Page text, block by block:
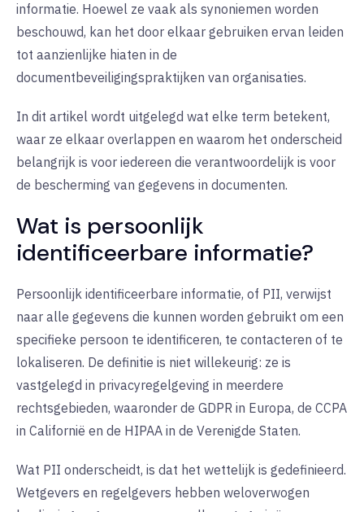
informatie. Hoewel ze vaak als synoniemen worden
beschouwd, kan het door elkaar gebruiken ervan leiden
tot aanzienlijke hiaten in de
documentbeveiligingspraktijken van organisaties.
In dit artikel wordt uitgelegd wat elke term betekent,
waar ze elkaar overlappen en waarom het onderscheid
belangrijk is voor iedereen die verantwoordelijk is voor
de bescherming van gegevens in documenten.
Wat is persoonlijk
identificeerbare informatie?
Persoonlijk identificeerbare informatie, of PII, verwijst
naar alle gegevens die kunnen worden gebruikt om een
specifieke persoon te identificeren, te contacteren of te
lokaliseren. De definitie is niet willekeurig: ze is
vastgelegd in privacyregelgeving in meerdere
rechtsgebieden, waaronder de GDPR in Europa, de CCPA
in Californië en de HIPAA in de Verenigde Staten.
Wat PII onderscheidt, is dat het wettelijk is gedefinieerd.
Wetgevers en regelgevers hebben weloverwogen